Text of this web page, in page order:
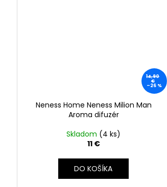
14,90
€
–26 %
Neness Home Neness Milion Man
Aroma difuzér
Skladom (4 ks)
11 €
DO KOŠÍKA